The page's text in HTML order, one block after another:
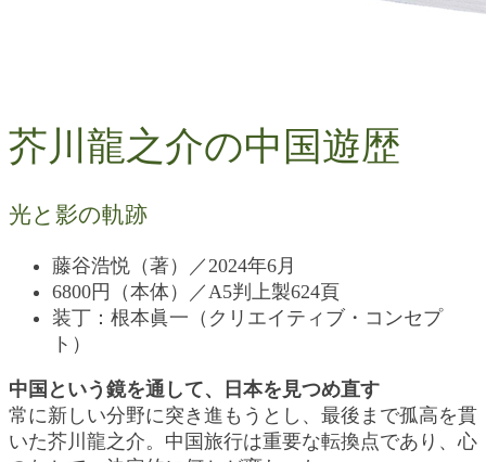
芥川龍之介の中国遊歴
光と影の軌跡
藤谷浩悦（著）／2024年6月
6800円（本体）／A5判上製624頁
装丁：根本眞一（クリエイティブ・コンセプ
ト）
中国という鏡を通して、日本を見つめ直す
常に新しい分野に突き進もうとし、最後まで孤高を貫
いた芥川龍之介。中国旅行は重要な転換点であり、心